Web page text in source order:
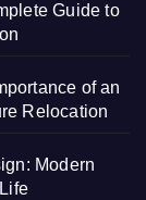
Guide to
of an
Relocation
Modern